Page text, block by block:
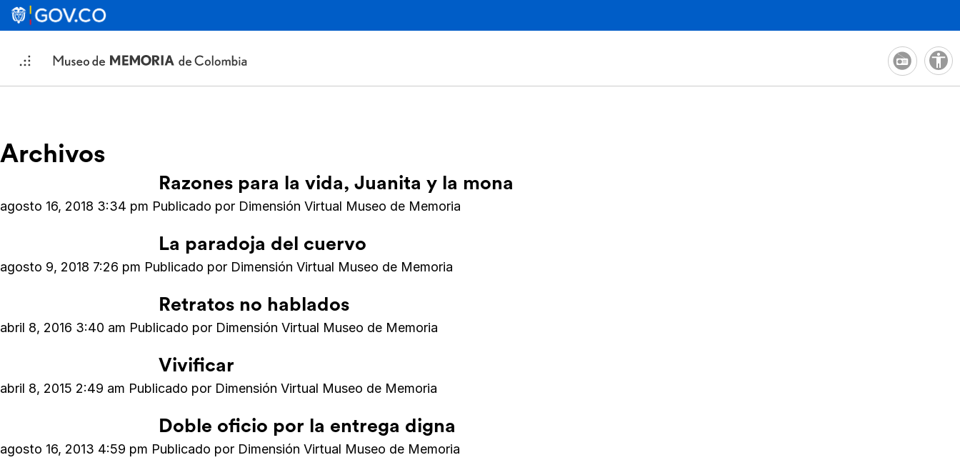
Archivos
Razones para la vida, Juanita y la mona
agosto 16, 2018 3:34 pm Publicado por Dimensión Virtual Museo de Memoria
La paradoja del cuervo
agosto 9, 2018 7:26 pm Publicado por Dimensión Virtual Museo de Memoria
Retratos no hablados
abril 8, 2016 3:40 am Publicado por Dimensión Virtual Museo de Memoria
Vivificar
abril 8, 2015 2:49 am Publicado por Dimensión Virtual Museo de Memoria
Doble oficio por la entrega digna
agosto 16, 2013 4:59 pm Publicado por Dimensión Virtual Museo de Memoria